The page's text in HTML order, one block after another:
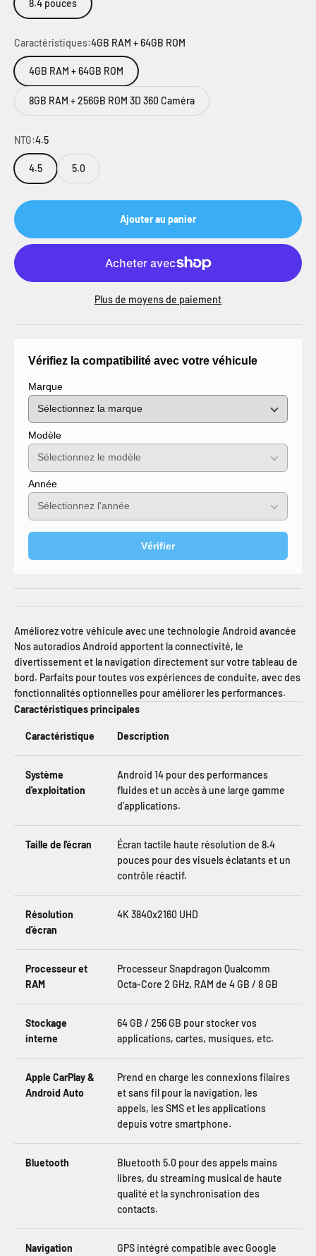
8.4 pouces
Caractéristiques:4GB RAM + 64GB ROM
4GB RAM + 64GB ROM
8GB RAM + 256GB ROM 3D 360 Caméra
NTG:4.5
4.5 5.0
Ajouter au panier
Plus de moyens de paiement
Vérifiez la compatibilité avec votre véhicule
Marque
Modèle
Année
Vérifier
Améliorez votre véhicule avec une technologie Android avancée
Nos autoradios Android apportent la connectivité, le
divertissement et la navigation directement sur votre tableau de
bord. Parfaits pour toutes vos expériences de conduite, avec des
fonctionnalités optionnelles pour améliorer les performances.
Caractéristiques principales
Caractéristique Description
Système
d'exploitation
Android 14 pour des performances
fluides et un accès à une large gamme
d'applications.
Taille de l'écran
Écran tactile haute résolution de 8.4
pouces pour des visuels éclatants et un
contrôle réactif.
Résolution
d'écran
4K 3840x2160 UHD
Processeur et
RAM
Processeur Snapdragon Qualcomm
Octa-Core 2 GHz, RAM de 4 GB / 8 GB
Stockage
interne
64 GB / 256 GB pour stocker vos
applications, cartes, musiques, etc.
Apple CarPlay &
Android Auto
Prend en charge les connexions filaires
et sans fil pour la navigation, les
appels, les SMS et les applications
depuis votre smartphone.
Bluetooth
Bluetooth 5.0 pour des appels mains
libres, du streaming musical de haute
qualité et la synchronisation des
contacts.
Navigation
GPS intégré compatible avec Google